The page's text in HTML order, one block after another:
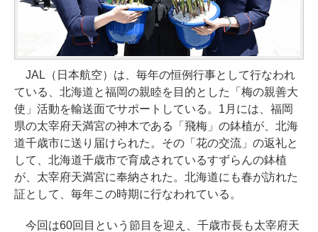
JAL（日本航空）は、毎年の恒例行事として行なわれ
ている、北海道と福岡の親睦を目的とした「梅の親善大
使」活動を輸送面でサポートしている。1月には、福岡
県の太宰府天満宮の神木である「飛梅」の鉢植が、北海
道千歳市に送り届けられた。その「花の交流」の返礼と
して、北海道千歳市で育成されているすずらんの鉢植
が、太宰府天満宮に奉納された。北海道にも春が訪れた
証として、毎年この時期に行なわれている。
今回は60回目という節目を迎え、千歳市長も太宰府天